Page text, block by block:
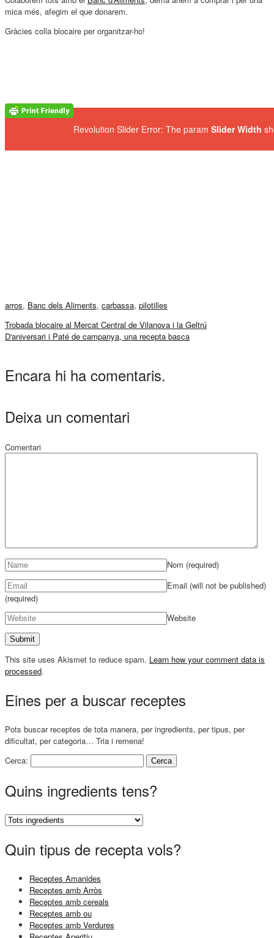
mica més, afegim el que donarem.
Gràcies colla blocaire per organitzar-ho!
Revolution Slider Error: The param Slider Width
arros, Banc dels Aliments, carbassa, pilotilles
Trobada blocaire al Mercat Central de Vilanova i la Geltrú
D'aniversari i Paté de campanya, una recepta basca
Encara hi ha comentaris.
Deixa un comentari
Comentari
Nom (required)
Email (will not be published)
(required)
Website
This site uses Akismet to reduce spam. Learn how your comment data is
processed.
Eines per a buscar receptes
Pots buscar receptes de tota manera, per ingredients, per tipus, per
dificultat, per categoria… Tria i remena!
Cerca:
Quins ingredients tens?
Quin tipus de recepta vols?
Receptes Amanides
Receptes amb Arròs
Receptes amb cereals
Receptes amb ou
Receptes amb Verdures